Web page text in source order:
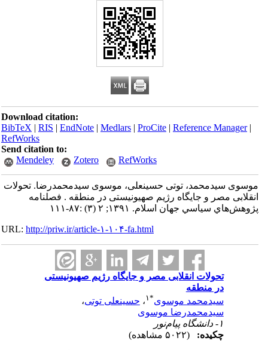
Download citation:
BibTeX|RIS|EndNote|Medlars|ProCite|Reference Manager
RefWorks
Send citation to:
Mendeley
Zotero RefWorks
موسوی سیدمحمد، توتی حسینعلی، موسوی سیدمحمدرضا. تحولات
انقلابی مصر و جایگاه رژیم صهیونیستی در منطقه . فصلنامه
پژوهش‌هاي سياسي جهان اسلام. ۱۳۹۱; ۲ (۳) :۸۷-۱۱۱
URL:http://priw.ir/article-۱-۱۰۴-fa.html
تحولات انقلابی مصر و جایگاه رژیم صهیونیستی
در منطقه
سیدمحمد موسوی* ۱،حسینعلی توتی،
سیدمحمدرضا موسوی
چکیده: